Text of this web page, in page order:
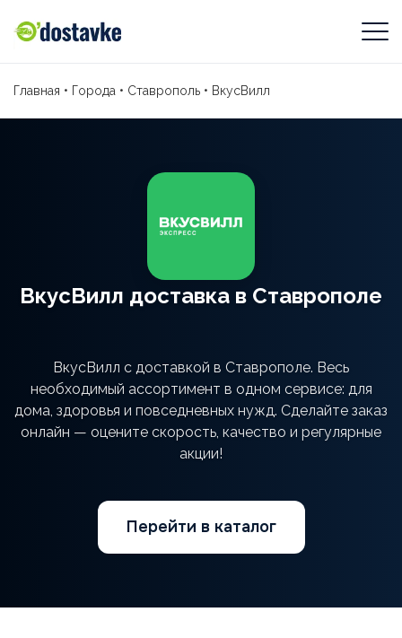
Главная • Города • Ставрополь • ВкусВилл
ВкусВилл доставка в Ставрополе
ВкусВилл с доставкой в Ставрополе. Весь
необходимый ассортимент в одном сервисе: для
дома, здоровья и повседневных нужд. Сделайте заказ
онлайн — оцените скорость, качество и регулярные
акции!
Перейти в каталог